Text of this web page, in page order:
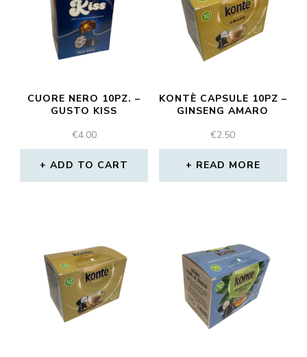
CUORE NERO 10PZ. –
GUSTO KISS
€4.00
ADD TO CART
KONTÈ CAPSULE 10PZ –
GINSENG AMARO
€2.50
READ MORE